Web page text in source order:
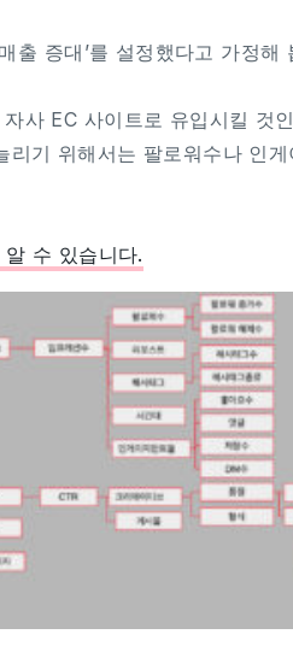
출 증대’를 설정했다고 가정해
사 EC 사이트로 유입시킬 것
기 위해서는 팔로워수나 인
수 있습니다.